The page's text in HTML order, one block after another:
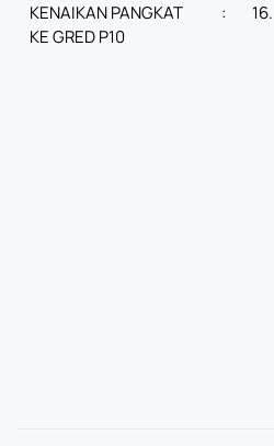
KENAIKAN PANGKAT
KE GRED P10
: 16.